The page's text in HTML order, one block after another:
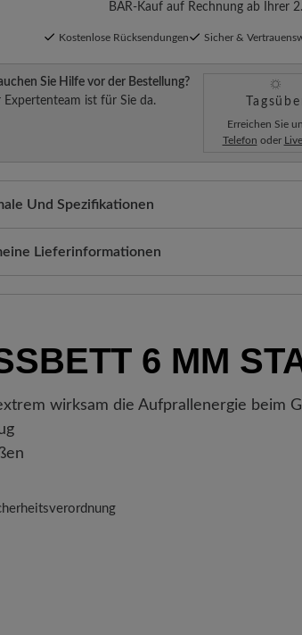
BÄR-Kauf auf Rechnung ab Ihrer
Kostenlose Rücksendungen Sicher &
Sie Hilfe vor der Bestellung?
Expertenteam ist für Sie da.
Erreichen Sie
Telefon oder
Und Spezifikationen
Comfort - Weite Passform (H) - Für normale
Lieferinformationen
hat, erhalten Sie eine Versandbestätigung.
können Sie genau nachverfolgen,
6 MM
wirksam die Aufprallenergie beim